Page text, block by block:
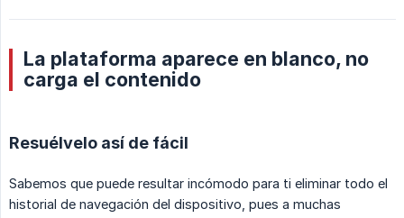
La plataforma aparece en blanco, no
carga el contenido
Resuélvelo así de fácil
Sabemos que puede resultar incómodo para ti eliminar todo el
historial de navegación del dispositivo, pues a muchas